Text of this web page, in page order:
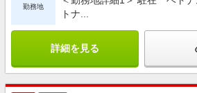
勤務地
トナ...
詳細を見る